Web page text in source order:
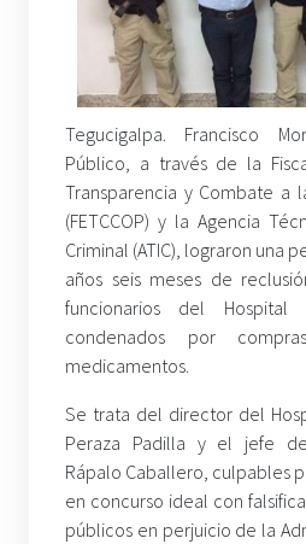
Tegucigalpa. Francisco
Público, a través de la
Transparencia y Combate a
(FETCCOP) y la Agencia
Criminal (ATIC), lograron una
años seis meses de
funcionarios del Hospital
condenados por
medicamentos.
Se trata del director del
Peraza Padilla y el jefe
Rápalo Caballero, culpables
en concurso ideal con
públicos en perjuicio de la